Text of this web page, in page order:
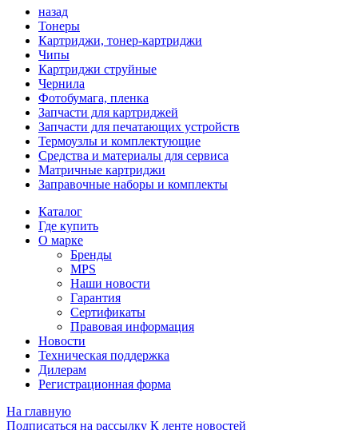
назад
Тонеры
Картриджи, тонер-картриджи
Чипы
Картриджи струйные
Чернила
Фотобумага, пленка
Запчасти для картриджей
Запчасти для печатающих устройств
Термоузлы и комплектующие
Средства и материалы для сервиса
Матричные картриджи
Заправочные наборы и комплекты
Каталог
Где купить
О марке
Бренды
MPS
Наши новости
Гарантия
Сертификаты
Правовая информация
Новости
Техническая поддержка
Дилерам
Регистрационная форма
На главную
Подписаться на рассылку К ленте новостей